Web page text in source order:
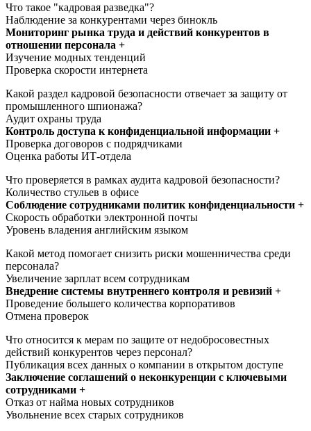
Что такое "кадровая разведка"?
Наблюдение за конкурентами через бинокль
Мониторинг рынка труда и действий конкурентов в
отношении персонала +
Изучение модных тенденций
Проверка скорости интернета
Какой раздел кадровой безопасности отвечает за защиту от
промышленного шпионажа?
Аудит охраны труда
Контроль доступа к конфиденциальной информации +
Проверка договоров с подрядчиками
Оценка работы ИТ-отдела
Что проверяется в рамках аудита кадровой безопасности?
Количество стульев в офисе
Соблюдение сотрудниками политик конфиденциальности +
Скорость обработки электронной почты
Уровень владения английским языком
Какой метод помогает снизить риски мошенничества среди
персонала?
Увеличение зарплат всем сотрудникам
Внедрение системы внутреннего контроля и ревизий +
Проведение большего количества корпоративов
Отмена проверок
Что относится к мерам по защите от недобросовестных
действий конкурентов через персонал?
Публикация всех данных о компании в открытом доступе
Заключение соглашений о неконкуренции с ключевыми
сотрудниками +
Отказ от найма новых сотрудников
Увольнение всех старых сотрудников